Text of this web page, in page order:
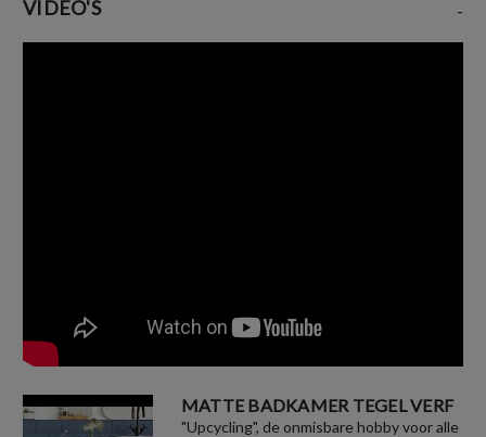
VIDEO'S -
MATTE BADKAMER TEGEL VERF
"Upcycling", de onmisbare hobby voor alle